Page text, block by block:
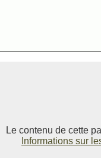
Le contenu de cette
Informations sur